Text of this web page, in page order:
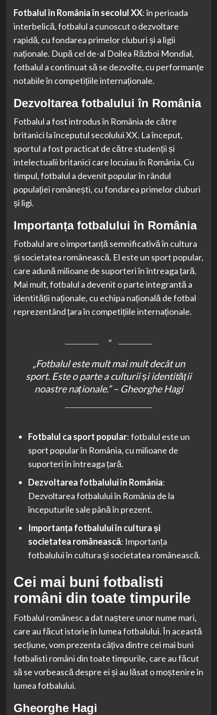
Fotbalul în România în secolul XX: în perioada
interbelică, fotbalul a cunoscut o dezvoltare
rapidă, cu fondarea primelor cluburi și a ligii
naționale. După cel de-al Doilea Război Mondial,
fotbalul a continuat să se dezvolte, cu performanțe
notabile în competițiile internaționale.
Dezvoltarea fotbalului în România
Fotbalul a fost introdus în România de către
britanici la începutul secolului XX. La început,
sportul a fost practicat de către studenții și
intelectualii britanici care locuiau în România. Cu
timpul, fotbalul a devenit popular în rândul
populației românești, cu fondarea primelor cluburi
și ligi.
Importanța fotbalului în România
Fotbalul are o importanță semnificativă în cultura
și societatea românească. El este un sport popular,
care adună milioane de suporteri în întreaga țară.
Mai mult, fotbalul a devenit o parte integrantă a
identității naționale, cu echipa națională de fotbal
reprezentând țara în competițiile internaționale.
„Fotbalul este mult mai mult decât un
sport. Este o parte a culturii și identității
noastre naționale.” – Gheorghe Hagi
Fotbalul ca sport popular: fotbalul este un
sport popular în România, cu milioane de
suporteri în întreaga țară.
Dezvoltarea fotbalului în România:
Dezvoltarea fotbalului în România de la
începuturile sale până în prezent.
Importanța fotbalului în cultura și
societatea românească: Importanța
fotbalului în cultura și societatea românească.
Cei mai buni fotbalisti
români din toate timpurile
Fotbalul românesc a dat naștere unor nume mari,
care au făcut istorie în lumea fotbalului. În această
secțiune, vom prezenta câțiva dintre cei mai buni
fotbalisti români din toate timpurile, care au făcut
să se vorbească despre ei și au lăsat o moștenire în
lumea fotbalului.
Gheorghe Hagi